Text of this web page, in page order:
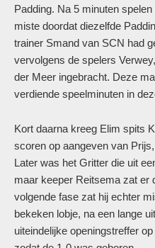
Padding. Na 5 minuten
miste doordat diezelfde
trainer Smand van SCN had
vervolgens de spelers
der Meer ingebracht. Deze
verdiende speelminuten in
Kort daarna kreeg Elim spits
scoren op aangeven van
Later was het Gritter die uit
maar keeper Reitsema zat er
volgende fase zat hij echter
bekeken lobje, na een lange
uiteindelijke openingstreffer